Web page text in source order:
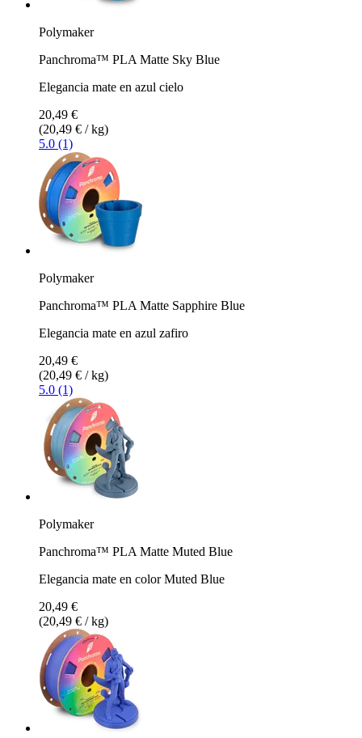
Polymaker
Panchroma™ PLA Matte Sky Blue
Elegancia mate en azul cielo
20,49 €
(20,49 € / kg)
5.0 (1)
Polymaker
Panchroma™ PLA Matte Sapphire Blue
Elegancia mate en azul zafiro
20,49 €
(20,49 € / kg)
5.0 (1)
Polymaker
Panchroma™ PLA Matte Muted Blue
Elegancia mate en color Muted Blue
20,49 €
(20,49 € / kg)